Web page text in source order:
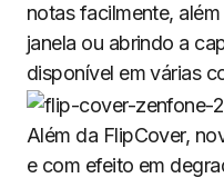
notas facilmente,
janela ou abrindo a
disponível em várias
Além da FlipCover,
e com efeito em